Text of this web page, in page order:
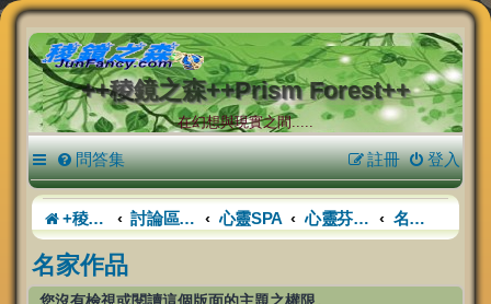
++稜鏡之森++Prism Forest++
在幻想與現實之間.....
問答集 登入
註冊
+稜鏡之森+ 討論區首頁 心靈SPA 心靈芬多精 名家作品
名家作品